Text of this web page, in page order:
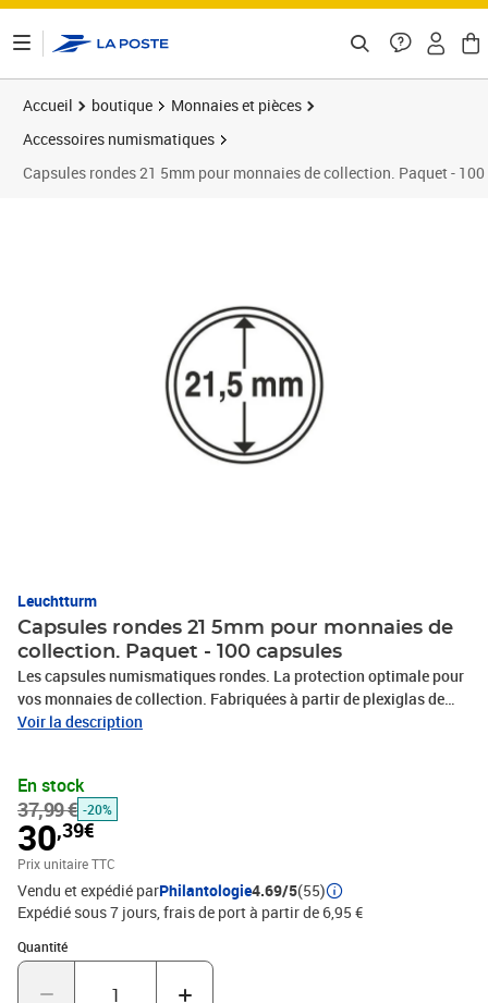
Accueil boutique
Monnaies et pièces
Accessoires numismatiques
Capsules rondes 21 5mm pour monnaies de collection. Paquet -
Leuchtturm
Capsules rondes 21 5mm pour monnaies de
collection. Paquet - 100 capsules
Les capsules numismatiques rondes. La protection optimale pour
vos monnaies de collection. Fabriquées à partir de plexiglas de
haute qualité, résistent aux rayures. Les capsules s'ouvrent
toutes les pièces courantes et adaptables aux médailliers
Leuchtturm.
Voir la description
En stock
37,99 € -20%
30,39€
Prix unitaire TTC
Vendu et expédié parPhilantologie4.69/5(55)
Expédié sous 7 jours, frais de port à partir de 6,95 €
Quantité
Quantité : 1